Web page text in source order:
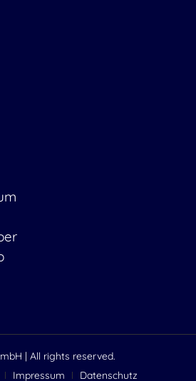
| All rights reserved.
Impressum Datenschutz